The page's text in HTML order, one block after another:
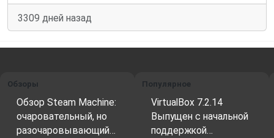
3309 дней назад
Обзоры
Обзор Steam Machine:
очаровательный, но
разочаровывающий…
Популярное
VirtualBox 7.2.14
Выпущен с начальной
поддержкой…